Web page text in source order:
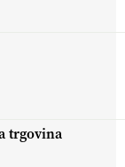
trgovina